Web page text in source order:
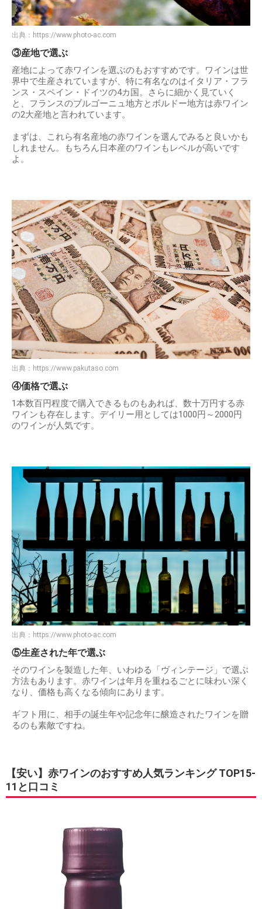
出典： https://www.photo-ac.com
③産地で選ぶ
産地によって赤ワインを選ぶのもおすすめです。ワインは世
界中で生産されていますが、特に有名なのはイタリア・フラ
ンス・スペイン・ドイツの4カ国。さらに細かく見ていく
と、フランスのブルゴーニュ地方とボルドー地方は赤ワイン
の2大産地と言われています。
まずは、これら有名産地の赤ワインを選んでみると良いかも
しれません。もちろん日本産のワインもレベルが高いです
よ。
出典： https://www.pakutaso.com
④価格で選ぶ
1本数百円程度で購入できるものもあれば、数十万円する赤
ワインも存在します。デイリー用としては1000円～2000円
のワインが人気です。
出典： https://www.photo-ac.com
⑤生産された年で選ぶ
そのワインを製造した年、いわゆる「ヴィンテージ」で選ぶ
方法もあります。赤ワインは年月を重ねるごとに味わい深く
なり、価格も高くなる傾向にあります。
ギフト用に、相手の誕生年や記念年に醸造されたワインを贈
るのも素敵ですね。
【安い】赤ワインのおすすめ人気ランキング TOP15-
11と口コミ